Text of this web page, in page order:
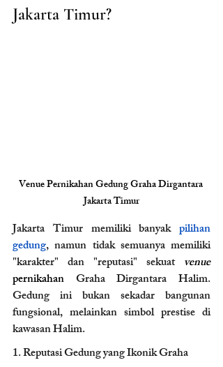
Jakarta Timur?
Venue Pernikahan Gedung Graha Dirgantara
Jakarta Timur
Jakarta Timur memiliki banyak pilihan
gedung, namun tidak semuanya memiliki
"karakter" dan "reputasi" sekuat
venue
pernikahan Graha Dirgantara Halim.
Gedung ini bukan sekadar bangunan
fungsional, melainkan simbol prestise di
kawasan Halim.
1. Reputasi Gedung yang Ikonik Graha